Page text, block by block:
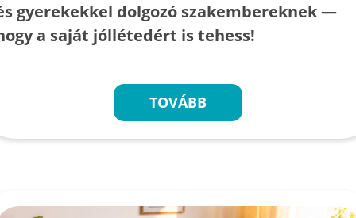
gyerekekkel dolgozó szakembereknek —
a saját jóllétedért is tehess!
TOVÁBB